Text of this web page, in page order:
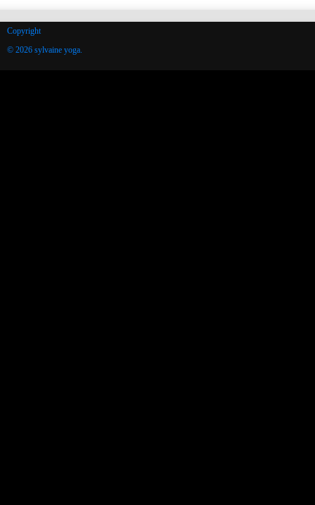
Copyright
© 2026 sylvaine yoga.